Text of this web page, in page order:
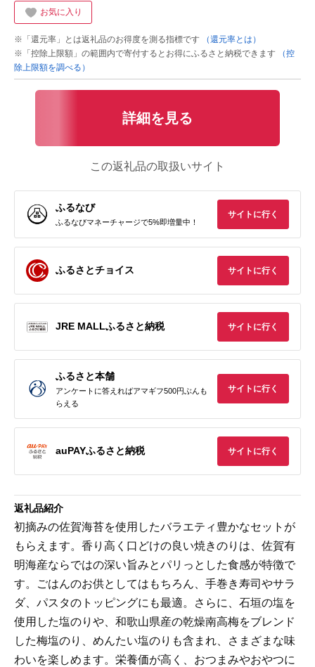
お気に入り
※「還元率」とは返礼品のお得度を測る指標です
（還元率とは）
※「控除上限額」の範囲内で寄付するとお得にふるさと納税できます
（控
除上限額を調べる）
詳細を見る
この返礼品の取扱いサイト
ふるなび
ふるなびマネーチャージで5%即増量中！
サイトに行く
ふるさとチョイス サイトに行く
JRE MALLふるさと納税 サイトに行く
ふるさと本舗
アンケートに答えればアマギフ500円ぶんも
らえる
サイトに行く
auPAYふるさと納税 サイトに行く
返礼品紹介
初摘みの佐賀海苔を使用したバラエティ豊かなセットが
もらえます。香り高く口どけの良い焼きのりは、佐賀有
明海産ならではの深い旨みとパリっとした食感が特徴で
す。ごはんのお供としてはもちろん、手巻き寿司やサラ
ダ、パスタのトッピングにも最適。さらに、石垣の塩を
使用した塩のりや、和歌山県産の乾燥南高梅をブレンド
した梅塩のり、めんたい塩のりも含まれ、さまざまな味
わいを楽しめます。栄養価が高く、おつまみやおやつに